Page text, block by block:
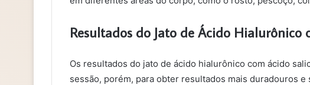
Resultados do Jato de Ácido Hialurônico
Os resultados do jato de ácido hialurônico com ácido
sessão, porém, para obter resultados mais duradouros